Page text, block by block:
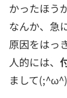
かったほう
なんか、急
原因をはっ
人的には、
まして(;^ω^)